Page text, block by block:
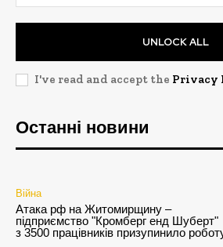
UNLOCK ALL
I've read and accept the Privacy
Останні новини
Війна
Атака рф на Житомирщину –
підприємство "Кромберг енд Шуберт"
з 3500 працівників призупинило